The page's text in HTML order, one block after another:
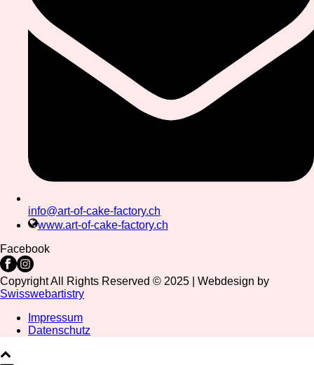
info@art-of-cake-factory.ch
www.art-of-cake-factory.ch
Facebook
Copyright All Rights Reserved © 2025 | Webdesign by
Swisswebartistry
Impressum
Datenschutz